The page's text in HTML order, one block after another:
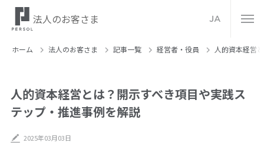
法人のお客さま JA
ホーム 法人のお客さま 記事⼀覧 経営者・役員 人的資本経営
人的資本経営とは？開示すべき項目や実践ス
テップ・推進事例を解説
2025年03月03日